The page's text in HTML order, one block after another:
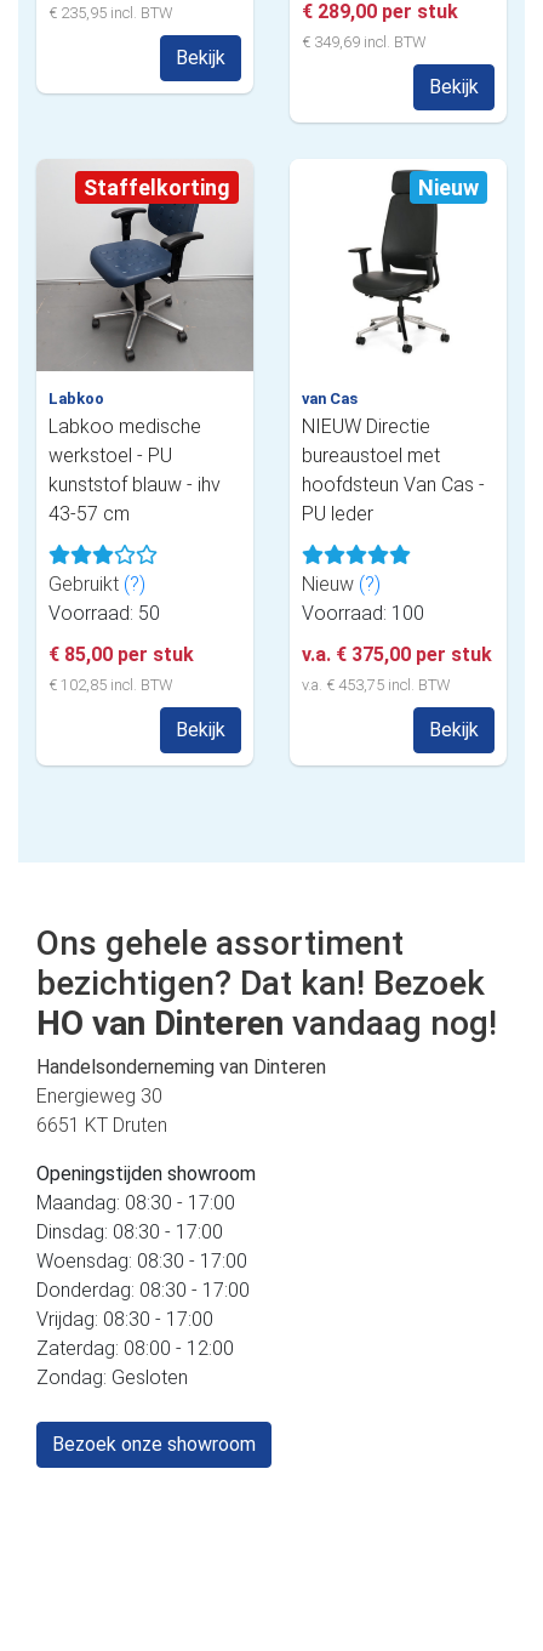
€ 235,95 incl. BTW
Bekijk
€ 289,00 per stuk
€ 349,69 incl. BTW
Bekijk
Staffelkorting
Labkoo
Labkoo medische
werkstoel - PU
kunststof blauw - ihv
43-57 cm
Gebruikt (?)
Voorraad: 50
€ 85,00 per stuk
€ 102,85 incl. BTW
Bekijk
Nieuw
van Cas
NIEUW Directie
bureaustoel met
hoofdsteun Van Cas -
PU leder
Nieuw (?)
Voorraad: 100
v.a. € 375,00 per stuk
v.a. € 453,75 incl. BTW
Bekijk
Ons gehele assortiment
bezichtigen? Dat kan! Bezoek
HO van Dinteren vandaag nog!
Handelsonderneming van Dinteren
Energieweg 30
6651 KT Druten
Openingstijden showroom
Maandag: 08:30 - 17:00
Dinsdag: 08:30 - 17:00
Woensdag: 08:30 - 17:00
Donderdag: 08:30 - 17:00
Vrijdag: 08:30 - 17:00
Zaterdag: 08:00 - 12:00
Zondag: Gesloten
Bezoek onze showroom